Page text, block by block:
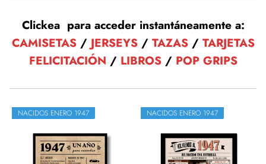
Clickea para acceder instantáneamente a:
CAMISETAS/ JERSEYS/ TAZAS/ TARJETAS
FELICITACIÓN / LIBROS/ POP GRIPS
NACIDOS ENERO 1947 NACIDOS ENERO 1947